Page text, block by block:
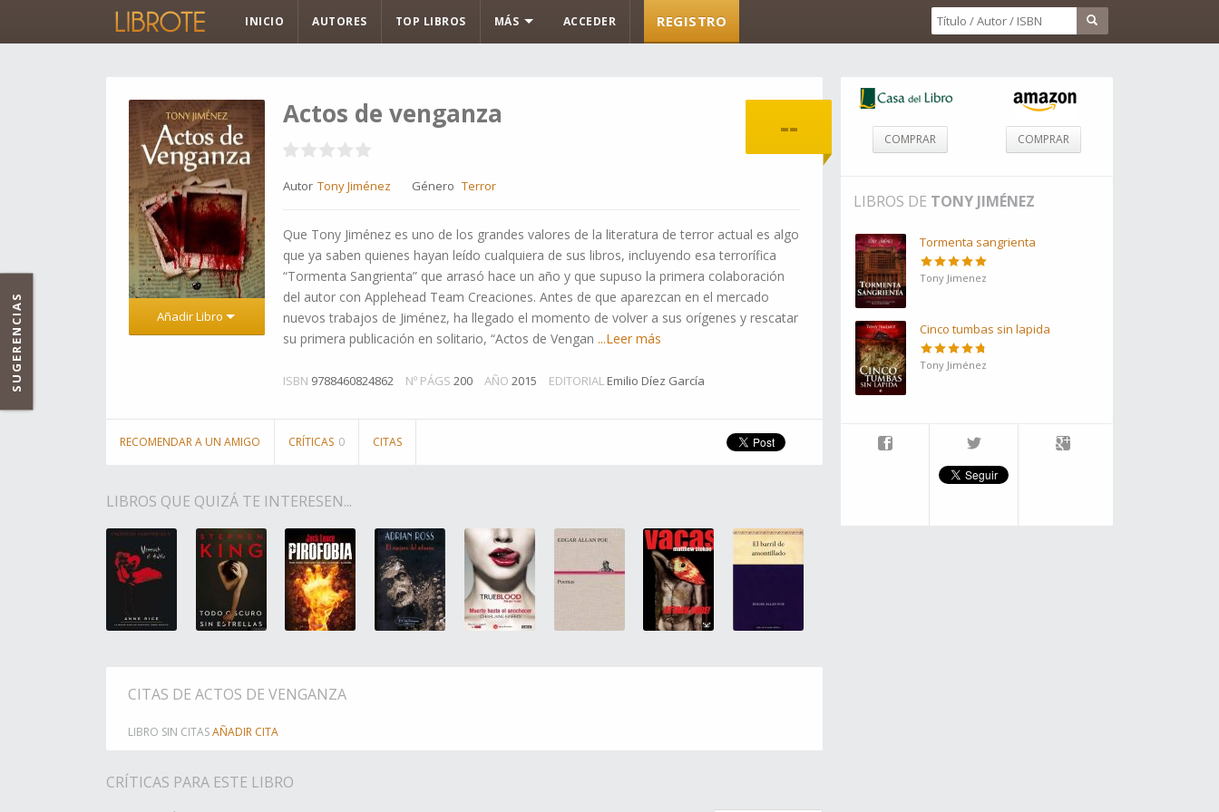
INICIO AUTORES TOP LIBROS MÁS ACCEDER REGISTRO
--
Añadir Libro
Actos de venganza
Autor Tony Jiménez Género Terror
Que Tony Jiménez es uno de los grandes valores de la literatura de terror actual es algo
que ya saben quienes hayan leído cualquiera de sus libros, incluyendo esa terrorífica
“Tormenta Sangrienta” que arrasó hace un año y que supuso la primera colaboración
del autor con Applehead Team Creaciones. Antes de que aparezcan en el mercado
nuevos trabajos de Jiménez, ha llegado el momento de volver a sus orígenes y rescatar
su primera publicación en solitario, “Actos de Vengan ...Leer más
ISBN 9788460824862 Nº PÁGS 200 AÑO 2015 EDITORIAL Emilio Díez García
RECOMENDAR A UN AMIGO CRÍTICAS 0 CITAS
LIBROS QUE QUIZÁ TE INTERESEN...
CITAS DE ACTOS DE VENGANZA
LIBRO SIN CITASAÑADIR CITA
CRÍTICAS PARA ESTE LIBRO
COMPRAR COMPRAR
LIBROS DE TONY JIMÉNEZ
Tormenta sangrienta
Tony Jimenez
Cinco tumbas sin lapida
Tony Jiménez
SUGERENCIAS